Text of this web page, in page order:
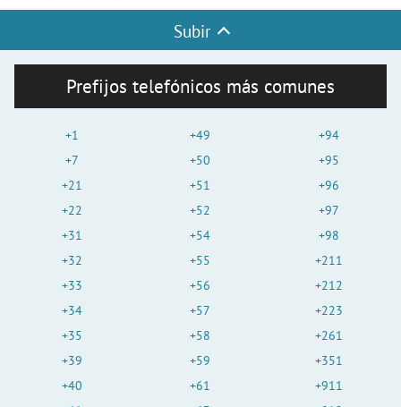
V
i
d
e
o
Subir
Prefijos telefónicos más comunes
+1
+7
+21
+22
+31
+32
+33
+34
+35
+39
+40
+49
+50
+51
+52
+54
+55
+56
+57
+58
+59
+61
+94
+95
+96
+97
+98
+211
+212
+223
+261
+351
+911